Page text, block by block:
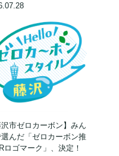
沢市ゼロカーボン】みん
選んだ「ゼロカーボン推
ロゴマーク」、決定！